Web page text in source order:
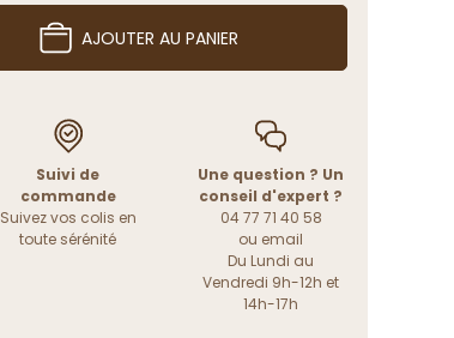
AJOUTER AU PANIER
Suivi de
commande
Suivez vos colis en
toute sérénité
Une question ? Un
conseil d'expert ?
04 77 71 40 58
ou email
Du Lundi au
Vendredi 9h-12h et
14h-17h